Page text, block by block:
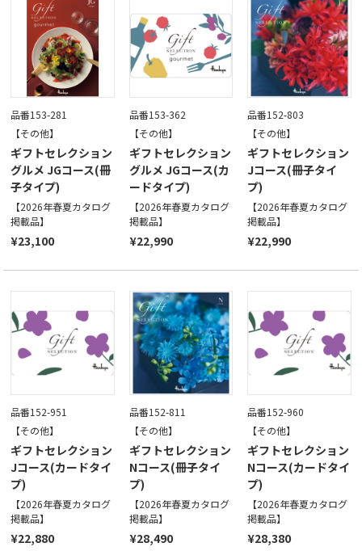
品番153-281
【その他】
ギフトセレクション
グルメ JGコース(冊
子タイプ)
【2026年春夏カタログ
掲載品】
¥23,100
品番153-362
【その他】
ギフトセレクション
グルメ JGコース(カ
ードタイプ)
【2026年春夏カタログ
掲載品】
¥22,990
品番152-803
【その他】
ギフトセレクション
Jコース(冊子タイ
プ)
【2026年春夏カタログ
掲載品】
¥22,990
品番152-951
【その他】
ギフトセレクション
Jコース(カードタイ
プ)
【2026年春夏カタログ
掲載品】
¥22,880
品番152-811
【その他】
ギフトセレクション
Nコース(冊子タイ
プ)
【2026年春夏カタログ
掲載品】
¥28,490
品番152-960
【その他】
ギフトセレクション
Nコース(カードタイ
プ)
【2026年春夏カタログ
掲載品】
¥28,380